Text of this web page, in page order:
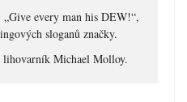
every man his DEW!“,
sloganů značky.
lihovarník Michael Molloy.